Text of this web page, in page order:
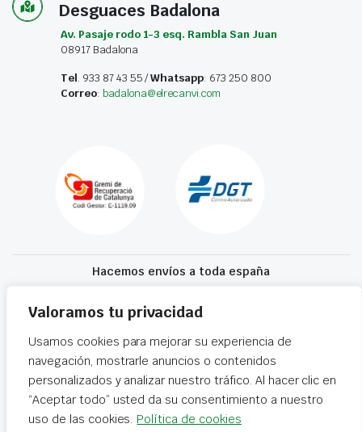
Valoramos tu privacidad
Usamos cookies para mejorar su experiencia de
navegación, mostrarle anuncios o contenidos
personalizados y analizar nuestro tráfico. Al hacer clic en
“Aceptar todo” usted da su consentimiento a nuestro
uso de las cookies. Política de cookies
Desguaces Badalona
Av. Pasaje rodo 1-3 esq. Rambla San Juan
08917 Badalona
Tel. 933 87 43 55 /Whatsapp: 673 250 800
Correo: badalona@elrecanvi.com
Hacemos envíos a toda españa
Recibe tu recambio en 24-72 horas
Desguaces El Recanvi 2026 ©Condiciones generales·Declaración de